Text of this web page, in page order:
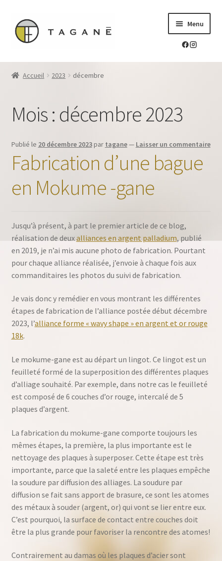
Aller
Aller
au
contenu
Menu
Le sur-mesure en mokume-gane
Blog Tagane
enfant
Boutique
le
menu
Contact
Accueil 2023 décembre
Mois : décembre 2023
Publié le 20 décembre 2023par tagane— Laisser un commentaire
Fabrication d’une bague
en Mokume -gane
Jusqu’à présent, à part le premier article de ce blog,
réalisation de deuxalliances en argent palladium, publié
en 2019, je n’ai mis aucune photo de fabrication. Pourtant
pour chaque alliance réalisée, j’envoie à chaque fois aux
commanditaires les photos du suivi de fabrication.
Je vais donc y remédier en vous montrant les différentes
étapes de fabrication de l’alliance postée début décembre
2023, l’alliance forme « wavy shape » en argent et or rouge
18k.
Le mokume-gane est au départ un lingot. Ce lingot est un
feuilleté formé de la superposition des différentes plaques
d’alliage souhaité. Par exemple, dans notre cas le feuilleté
est composé de 6 couches d’or rouge, intercalé de 5
plaques d’argent.
La fabrication du mokume-gane comporte toujours les
mêmes étapes, la première, la plus importante est le
nettoyage des plaques à superposer. Cette étape est très
importante, parce que la saleté entre les plaques empêche
la soudure par diffusion des alliages. La soudure par
diffusion se fait sans apport de brasure, ce sont les atomes
des métaux à souder (argent, or) qui vont se lier entre eux.
C’est pourquoi, la surface de contact entre couches doit
être la plus grande pour favoriser la rencontre des atomes!
Contrairement au damas où les plaques d’acier sont